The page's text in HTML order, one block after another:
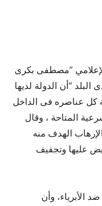
“مصطفى بكرى
“أن الدولة لديها
كل عناصره فى الداخل
المتاحة ، وقال
الهدف منه
عليها وتجفيف
الأبرياء، وأن